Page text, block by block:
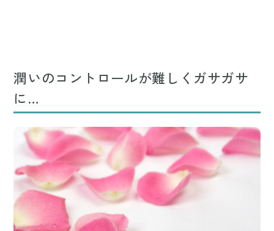
潤いのコントロールが難しくガサガサ
に…